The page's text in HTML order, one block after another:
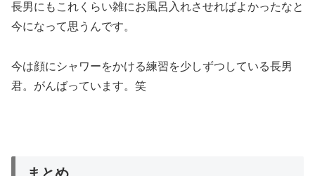
長男にもこれくらい雑にお風呂入れさせればよかったなと
今になって思うんです。
今は顔にシャワーをかける練習を少しずつしている長男
君。がんばっています。笑